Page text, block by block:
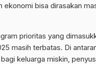
ekonomi bisa dirasakan
prioritas yang
masih terbatas. Di
keluarga miskin,